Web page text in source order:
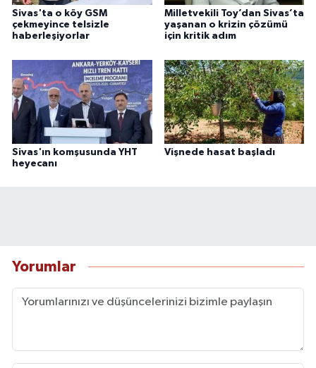
Sivas'ta o köy GSM
çekmeyince telsizle
haberleşiyorlar
Milletvekili Toy’dan Sivas’ta
yaşanan o krizin çözümü
için kritik adım
Sivas'ın komşusunda YHT
heyecanı
Vişnede hasat başladı
Yorumlar